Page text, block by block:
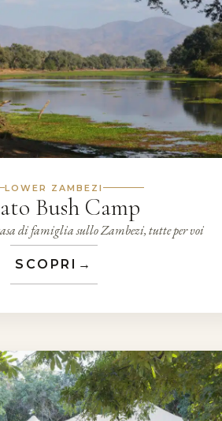
LOWER ZAMBEZI
Bush Camp
di famiglia sullo Zambezi, tutte per voi
SCOPRI →